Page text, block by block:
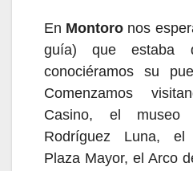
En Montoro nos
guía) que estaba
conociéramos su
Comenzamos
Casino, el museo
Rodríguez Luna, el
Plaza Mayor, el Arco